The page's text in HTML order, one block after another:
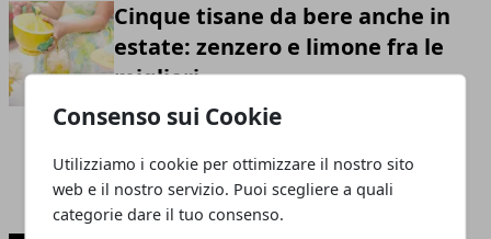
Consenso sui Cookie
Utilizziamo i cookie per ottimizzare il nostro sito
web e il nostro servizio. Puoi scegliere a quali
categorie dare il tuo consenso.
Cinque tisane da bere anche in
estate: zenzero e limone fra le
migliori
Redazione- 10 dic 2020